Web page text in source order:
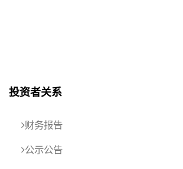
投资者关系
财务报告
公示公告